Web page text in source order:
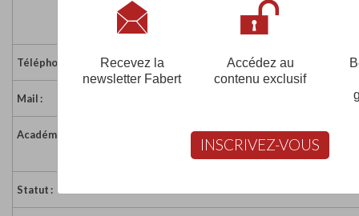
85370 NALLIERS
Téléphone : 02 51 30 77 38
Mail :
Académie :
Académie de Nantes
Académie de Nantes sur
Statut :
Recevez la
newsletter Fabert
Accédez au
contenu exclusif
INSCRIVEZ-VOUS